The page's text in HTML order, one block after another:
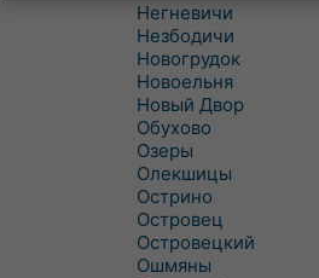
Негневичи
Незбодичи
Новогрудок
Новоельня
Новый Двор
Обухово
Озеры
Олекшицы
Острино
Островец
Островецкий
Ошмяны